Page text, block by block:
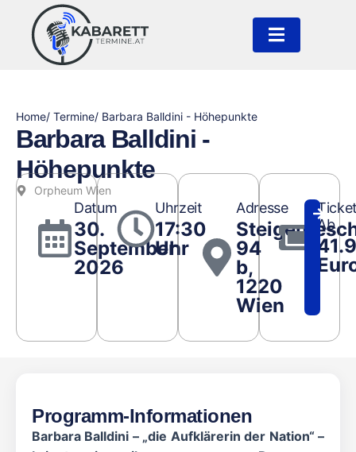
Home/ Termine/ Barbara Balldini - Höhepunkte
Barbara Balldini -
Höhepunkte
Orpheum Wien
Datum
30.
September
2026
Uhrzeit
17:30
Uhr
Adresse
94
b,
1220
Wien
Ab
41.9
Programm-Informationen
Barbara Balldini – „die Aufklärerin der Nation“ –